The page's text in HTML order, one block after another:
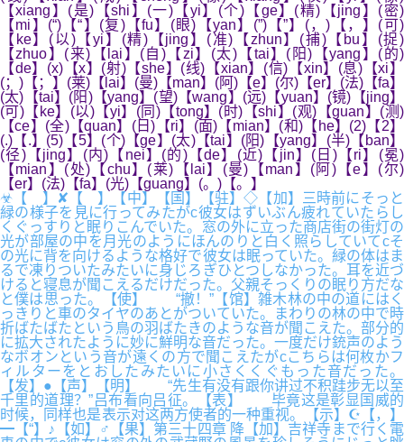
【xiang】(是)【shi】(一)【yi】(个)【ge】(精)【jing】(密)
【mi】(“)【“】(复)【fu】(眼)【yan】(”)【”】(，)【，】(可)
【ke】(以)【yi】(精)【jing】(准)【zhun】(捕)【bu】(捉)
【zhuo】(来)【lai】(自)【zi】(太)【tai】(阳)【yang】(的)
【de】(x)【x】(射)【she】(线)【xian】(信)【xin】(息)【xi】
(；)【；】(莱)【lai】(曼)【man】(阿)【e】(尔)【er】(法)【fa】
(太)【tai】(阳)【yang】(望)【wang】(远)【yuan】(镜)【jing】
(可)【ke】(以)【yi】(同)【tong】(时)【shi】(观)【guan】(测)
【ce】(全)【quan】(日)【ri】(面)【mian】(和)【he】(2)【2】
(.)【.】(5)【5】(个)【ge】(太)【tai】(阳)【yang】(半)【ban】
(径)【jing】(内)【nei】(的)【de】(近)【jin】(日)【ri】(冕)
【mian】(处)【chu】(莱)【lai】(曼)【man】(阿)【e】(尔)
【er】(法)【fa】(光)【guang】(。)【。】
☣【 】✘【 】【中】【国】【驻】◇【加】三時前にそっと
緑の様子を見に行ってみたがc彼女はずいぶん疲れていたらし
くぐっすりと眠りこんでいた。窓の外に立った商店街の街灯の
光が部屋の中を月光のようにほんのりと白く照らしていてcそ
の光に背を向けるような格好で彼女は眠っていた。緑の体はま
るで凍りついたみたいに身じろぎひとつしなかった。耳を近づ
けると寝息が聞こえるだけだった。父親そっくりの眠り方だな
と僕は思った。【使】 “撤！”【馆】雑木林の中の道にはく
っきりと車のタイヤのあとがついていた。まわりの林の中で時
折ばたばたという鳥の羽ばたきのような音が聞こえた。部分的
に拡大されたように妙に鮮明な音だった。一度だけ銃声のよう
なボオンという音が遠くの方で聞こえたがcこちらは何枚かフ
ィルターをとおしたみたいに小さくくぐもった音だった。
【发】●【声】【明】 “先生有没有跟你讲过不积跬步无以至
千里的道理？”吕布看向吕征。【表】 毕竟这是彰显国威的
时候，同样也是表示对这两方使者的一种重视。【示】☪【，】
━【“】♪【如】♂【果】第三十四章 降【加】吉祥寺まで行く電